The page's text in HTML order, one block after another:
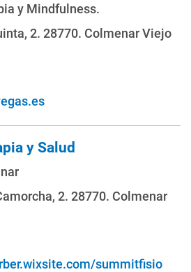
y Mindfulness.
2. 28770. Colmenar Viejo
y Salud
2. 28770. Colmenar
summitfisio